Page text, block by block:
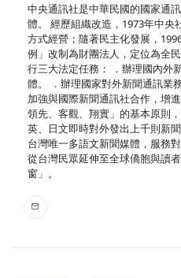
中央通訊社是中華民國的國家通
體。 經歷組織改造，1973年中央
方式經營；隨著民主化發展，
例」改制為財團法人，定位為全
行三大法定任務： ．辦理國內外
體。 ．辦理國家對外新聞通訊業
加強與國際新聞通訊社合作，增
領先、客觀、翔實」的基本原則
英、日文即時對外發出上千則新
台灣唯一多語文新聞媒體，服務
從台灣民眾延伸至全球僑胞與讀
窗」。